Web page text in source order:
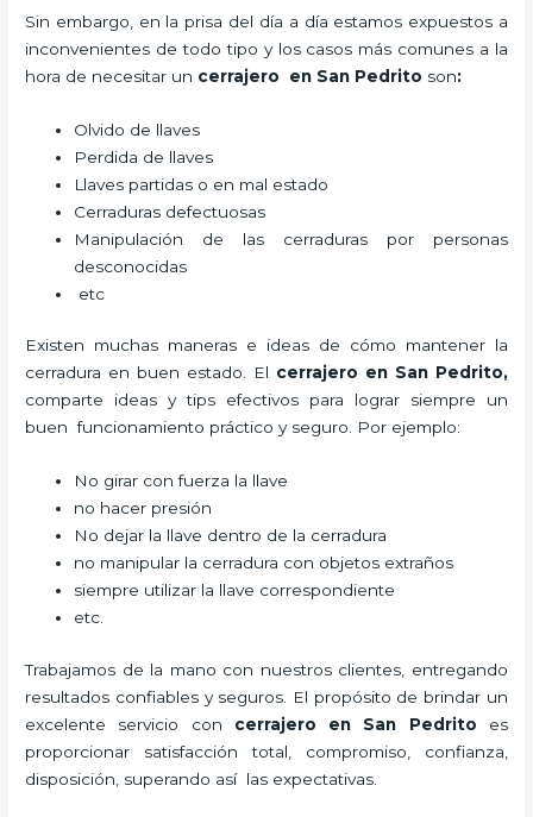
Sin embargo, en la prisa del día a día estamos expuestos a
inconvenientes de todo tipo y los casos más comunes a la
hora de necesitar un cerrajero en San Pedrito son:
Olvido de llaves
Perdida de llaves
Llaves partidas o en mal estado
Cerraduras defectuosas
Manipulación de las cerraduras por personas
desconocidas
etc
Existen muchas maneras e ideas de cómo mantener la
cerradura en buen estado. El cerrajero en San Pedrito,
comparte ideas y tips efectivos para lograr siempre un
buen funcionamiento práctico y seguro. Por ejemplo:
No girar con fuerza la llave
no hacer presión
No dejar la llave dentro de la cerradura
no manipular la cerradura con objetos extraños
siempre utilizar la llave correspondiente
etc.
Trabajamos de la mano con nuestros clientes, entregando
resultados confiables y seguros. El propósito de brindar un
excelente servicio con cerrajero en San Pedrito es
proporcionar satisfacción total, compromiso, confianza,
disposición, superando así las expectativas.